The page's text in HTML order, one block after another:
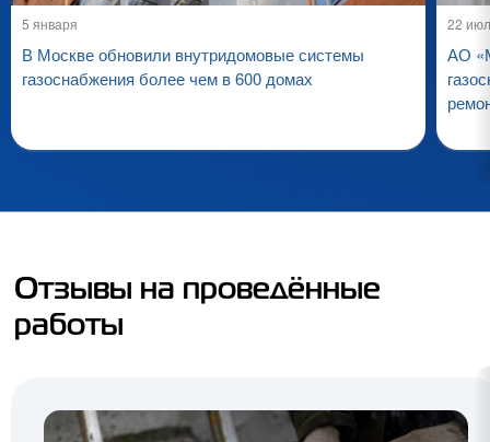
5 января
В Москве обновили внутридомовые системы
газоснабжения более чем в 600 домах
22
АО
Отзывы на проведённые
работы